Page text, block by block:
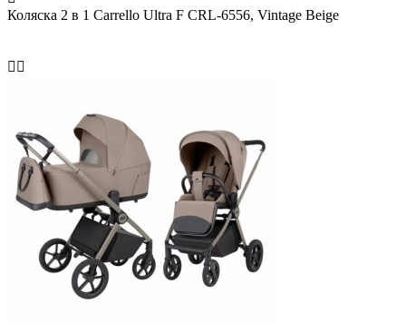
Коляска 2 в 1 Carrello Ultra F CRL-6556, Vintage Beige